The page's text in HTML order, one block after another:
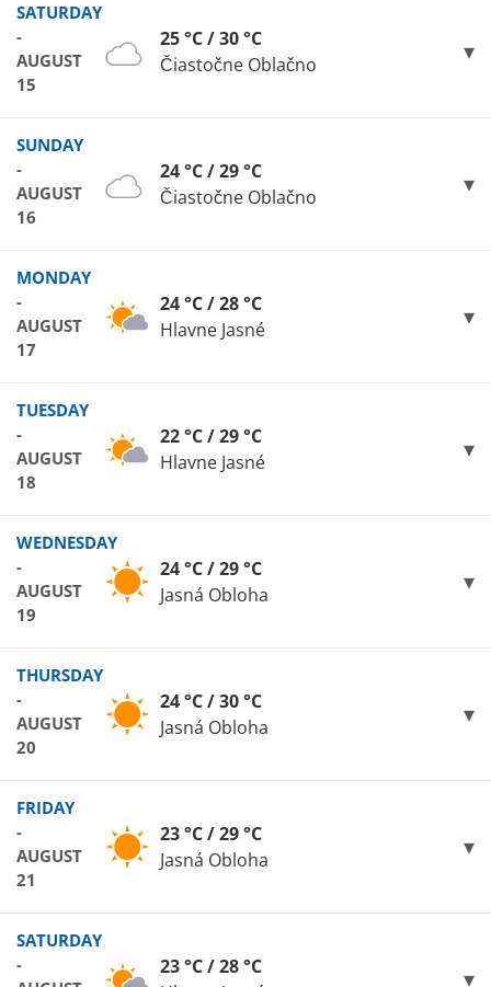
SATURDAY
-
AUGUST
15
25 °C / 30 °C
Čiastočne Oblačno
SUNDAY
-
AUGUST
16
24 °C / 29 °C
Čiastočne Oblačno
MONDAY
-
AUGUST
17
24 °C / 28 °C
Hlavne Jasné
TUESDAY
-
AUGUST
18
22 °C / 29 °C
Hlavne Jasné
WEDNESDAY
-
AUGUST
19
24 °C / 29 °C
Jasná Obloha
THURSDAY
-
AUGUST
20
24 °C / 30 °C
Jasná Obloha
FRIDAY
-
AUGUST
21
23 °C / 29 °C
Jasná Obloha
SATURDAY
-
23 °C / 28 °C